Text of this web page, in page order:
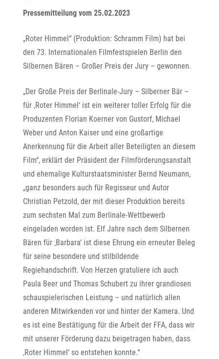
Pressemitteilung vom 25.02.2023
„Roter Himmel“ (Produktion: Schramm Film) hat bei
den 73. Internationalen Filmfestspielen Berlin den
Silbernen Bären – Großer Preis der Jury – gewonnen.
„Der Große Preis der Berlinale-Jury – Silberner Bär –
für ‚Roter Himmel‘ ist ein weiterer toller Erfolg für die
Produzenten Florian Koerner von Gustorf, Michael
Weber und Anton Kaiser und eine großartige
Anerkennung für die Arbeit aller Beteiligten an diesem
Film“, erklärt der Präsident der Filmförderungsanstalt
und ehemalige Kulturstaatsminister Bernd Neumann,
„ganz besonders auch für Regisseur und Autor
Christian Petzold, der mit dieser Produktion bereits
zum sechsten Mal zum Berlinale-Wettbewerb
eingeladen worden ist. Elf Jahre nach dem Silbernen
Bären für ‚Barbara‘ ist diese Ehrung ein erneuter Beleg
für seine besondere und stilbildende
Regiehandschrift. Von Herzen gratuliere ich auch
Paula Beer und Thomas Schubert zu ihrer grandiosen
schauspielerischen Leistung – und natürlich allen
anderen Mitwirkenden vor und hinter der Kamera. Und
es ist eine Bestätigung für die Arbeit der FFA, dass wir
mit unserer Förderung dazu beigetragen haben, dass
‚Roter Himmel‘ so entstehen konnte.“